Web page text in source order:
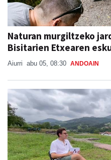
Naturan murgiltzeko
Bisitarien Etxearen
Aiurri abu 05, 08:30 ANDOAIN